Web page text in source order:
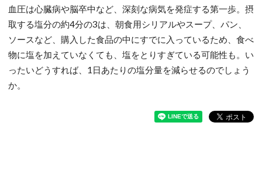
血圧は心臓病や脳卒中など、深刻な病気を発症する第一歩。摂
取する塩分の約4分の3は、朝食用シリアルやスープ、パン、
ソースなど、購入した食品の中にすでに入っているため、食べ
物に塩を加えていなくても、塩をとりすぎている可能性も。い
ったいどうすれば、1日あたりの塩分量を減らせるのでしょう
か。